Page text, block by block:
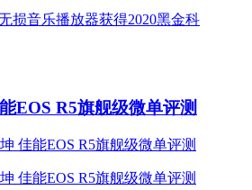
EOS R5旗舰级微单评测